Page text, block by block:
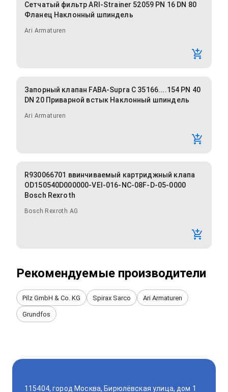
Сетчатый фильтр ARI-Strainer 52059 PN 16 DN 80
Фланец Наклонный шпиндель
Ari Armaturen
Запорный клапан FABA-Supra C 35166....154 PN 40
DN 20 Приварной встык Наклонный шпиндель
Ari Armaturen
R930066701 ввинчиваемый картриджный клапа
OD150540D000000-VEI-016-NC-08F-D-05-0000
Bosch Rexroth
Bosch Rexroth AG
Рекомендуемые производители
Pilz GmbH & Co. KG Spirax Sarco Ari Armaturen
Grundfos
115404, город Москва, Бирюлёвская улица, дом 1